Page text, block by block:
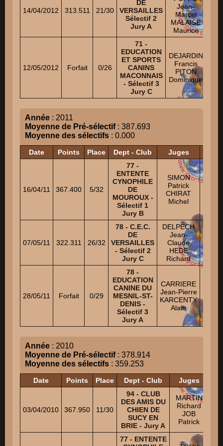
14/04/2012 313.511 21/30
DE
VERSAILLES
Sélectif 2
Jury A
Jean-
Marcel
MALAISE
Maurice
12/05/2012 Forfait 0/26
71 -
EDUCATION
ET SPORTS
CANINS
MACONNAIS
- Sélectif 3
Jury C
DEJARDIN
Francis
PITON
Dominique
Année : 2011
Moyenne de Pré-sélectif: 387.693
Moyenne des sélectifs : 0.000
Date Points Place Dept - Club Juges
16/04/11 367.400 5/32
77 -
ENTENTE
CYNOPHILE
DE
MOUROUX -
Sélectif 1
Jury B
SIMON
Patrick
CHIRAT
Michel
07/05/11 322.311 26/32
78 - C.E.C.
DE
VERSAILLES
- Sélectif 2
Jury C
DELPECH
Jean-
Claude
HEDE
Richard
28/05/11 Forfait 0/29
78 -
EDUCATION
CANINE DU
MESNIL-ST-
DENIS -
Sélectif 3
Jury A
CARRIERE
Jean-Pierre
KARCENTY
Alain
Année : 2010
Moyenne de Pré-sélectif: 378.914
Moyenne des sélectifs : 359.253
Date Points Place Dept - Club Juges
03/04/2010 367.950 11/30
94 - CLUB
DES AMIS DU
CHIEN DE
SUCY EN
BRIE - Jury A
MARTIN
Richard
JOB
Patrick
77 - ENTENTE